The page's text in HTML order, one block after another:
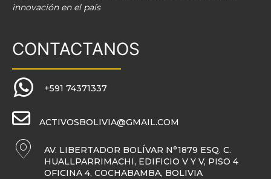
innovación en el país
CONTACTANOS
+591 74371337
ACTIVOSBOLIVIA@GMAIL.COM
AV. LIBERTADOR BOLÍVAR N°1879 ESQ. C.
HUALLPARRIMACHI, EDIFICIO V Y V, PISO 4
OFICINA 4, COCHABAMBA, BOLIVIA